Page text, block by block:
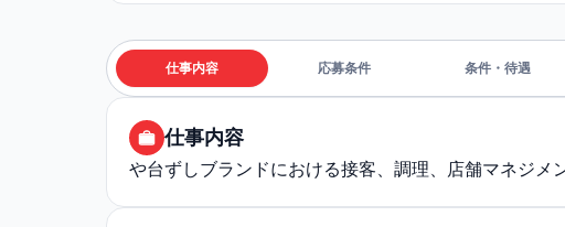
仕事内容 応募条件 条件・待遇
仕事内容
や台ずしブランドにおける接客、調理、店舗マネジメ